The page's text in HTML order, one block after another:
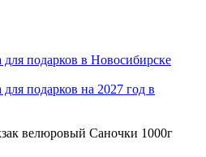
для подарков в Новосибирске
подарков на 2027 год в
велюровый Саночки 1000г